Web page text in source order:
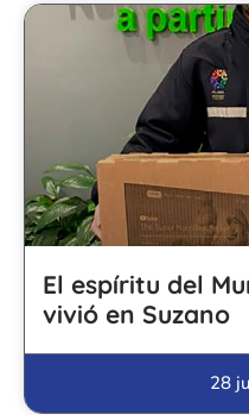
El espíritu del
vivió en Suzano
28